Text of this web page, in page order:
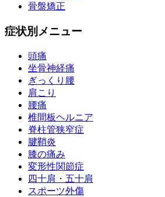
骨盤矯正
症状別メニュー
頭痛
坐骨神経痛
ぎっくり腰
肩こり
腰痛
椎間板ヘルニア
脊柱管狭窄症
腱鞘炎
膝の痛み
変形性関節症
四十肩・五十肩
スポーツ外傷